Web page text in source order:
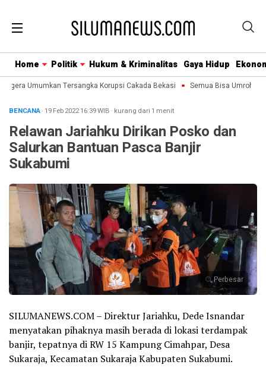
Home Politik Hukum & Kriminalitas Gaya Hidup
Umumkan Tersangka Korupsi Cakada Bekasi Semua Bisa Umroh
BENCANA· 19 Feb 202216:39WIB · kurang dari 1 menit
Relawan Jariahku Dirikan Posko dan
Salurkan Bantuan Pasca Banjir
Sukabumi
Perbesar
SILUMANEWS.COM – Direktur Jariahku, Dede Isnandar
menyatakan pihaknya masih berada di lokasi terdampak
banjir, tepatnya di RW 15 Kampung Cimahpar, Desa
Sukaraja, Kecamatan Sukaraja Kabupaten Sukabumi.